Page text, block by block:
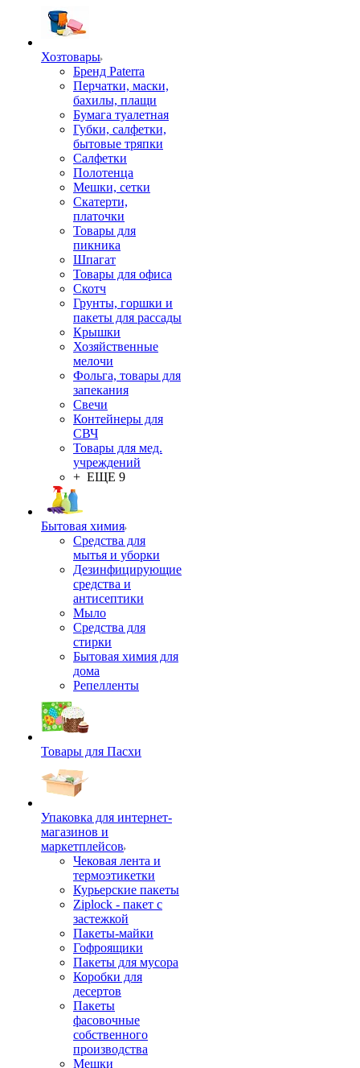
Хозтовары
Бренд Paterra
Перчатки, маски,
бахилы, плащи
Бумага туалетная
Губки, салфетки,
бытовые тряпки
Салфетки
Полотенца
Мешки, сетки
Скатерти,
платочки
Товары для
пикника
Шпагат
Товары для офиса
Скотч
Грунты, горшки и
пакеты для рассады
Крышки
Хозяйственные
мелочи
Фольга, товары для
запекания
Свечи
Контейнеры для
СВЧ
Товары для мед.
учреждений
+ ЕЩЕ 9
Бытовая химия
Средства для
мытья и уборки
Дезинфицирующие
средства и
антисептики
Мыло
Средства для
стирки
Бытовая химия для
дома
Репелленты
Товары для Пасхи
Упаковка для интернет-
магазинов и
маркетплейсов
Чековая лента и
термоэтикетки
Курьерские пакеты
Ziplock - пакет с
застежкой
Пакеты-майки
Гофроящики
Пакеты для мусора
Коробки для
десертов
Пакеты
фасовочные
собственного
производства
Мешки